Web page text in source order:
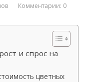
Комментарии: 0
и спрос на
цветных